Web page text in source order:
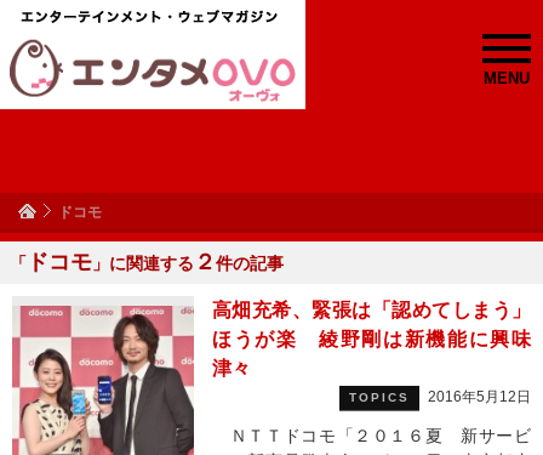
MENU
ドコモ
「 ドコモ 」に関連する ２件の記事
高畑充希、緊張は「認めてしまう」
ほうが楽 綾野剛は新機能に興味
津々
TOPICS 2016年5月12日
ＮＴＴドコモ「２０１６夏 新サービ